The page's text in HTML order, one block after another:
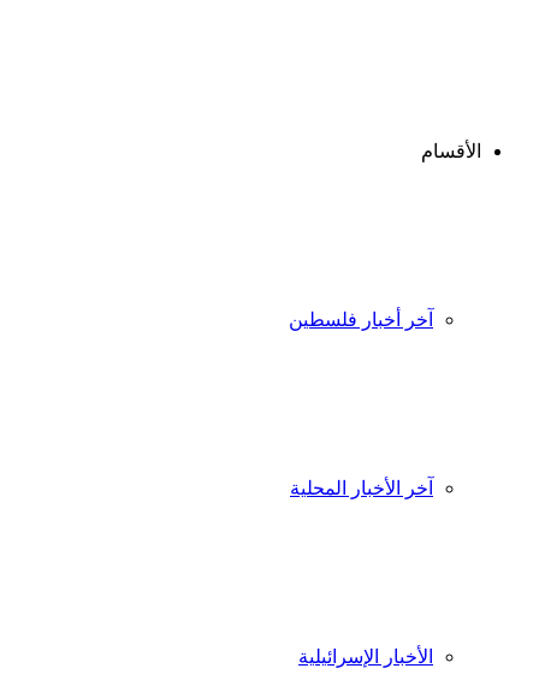
الأقسام
آخر أخبار فلسطين
آخر الأخبار المحلية
الأخبار الإسرائيلية